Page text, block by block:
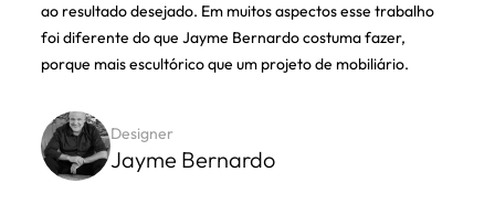
ao resultado desejado. Em muitos aspectos esse trabalho
foi diferente do que Jayme Bernardo costuma fazer,
porque mais escultórico que um projeto de mobiliário.
Designer
Jayme Bernardo